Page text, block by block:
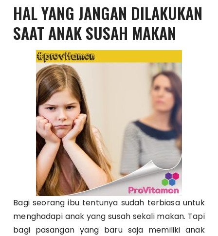
HAL YANG JANGAN DILAKUKAN
SAAT ANAK SUSAH MAKAN
Bagi seorang ibu tentunya sudah terbiasa untuk
menghadapi anak yang susah sekali makan. Tapi
bagi pasangan yang baru saja memiliki anak